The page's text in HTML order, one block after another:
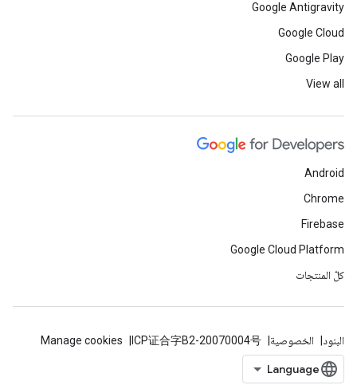
Google Antigravity
Google Cloud
Google Play
View all
Android
Chrome
Firebase
Google Cloud Platform
كلّ المنتجات
البنود الخصوصية ICP证合字B2-20070004号
Manage cookies